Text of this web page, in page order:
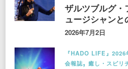
ザルツブルグ・
ュージシャンと
2026年7月2日
『HADO LIFE』2026
会報誌
癒し・スピリ